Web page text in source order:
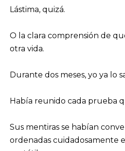
Lástima, quizá.
O la clara comprensión de
otra vida.
Durante dos meses, yo ya lo
Había reunido cada prueba
Sus mentiras se habían
ordenadas cuidadosamente